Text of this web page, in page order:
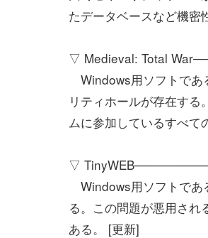
たデータベースなど機密
▽ Medieval: Total
Windows用ソフトであ
リティホールが存在す
ムに参加しているすべて
▽
Windows用ソフトであ
る。この問題が悪用さ
ある。 [更新]